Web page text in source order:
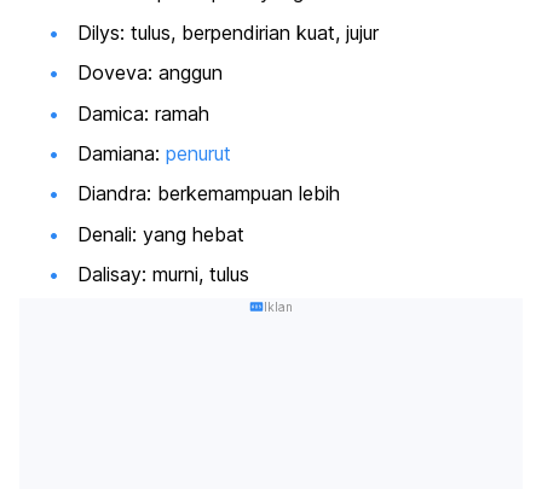
Dilys: tulus, berpendirian kuat, jujur
Doveva: anggun
Damica: ramah
Damiana: penurut
Diandra: berkemampuan lebih
Denali: yang hebat
Dalisay: murni, tulus
Iklan